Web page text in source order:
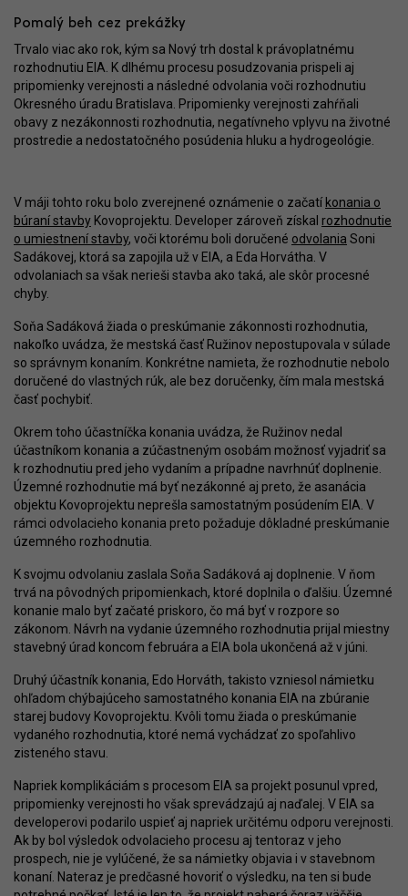
Pomalý beh cez prekážky
Trvalo viac ako rok, kým sa Nový trh dostal k právoplatnému
rozhodnutiu EIA. K dlhému procesu posudzovania prispeli aj
pripomienky verejnosti a následné odvolania voči rozhodnutiu
Okresného úradu Bratislava. Pripomienky verejnosti zahŕňali
obavy z nezákonnosti rozhodnutia, negatívneho vplyvu na životné
prostredie a nedostatočného posúdenia hluku a hydrogeológie.
V máji tohto roku bolo zverejnené oznámenie o začatí konania o
búraní stavby Kovoprojektu. Developer zároveň získal rozhodnutie
o umiestnení stavby, voči ktorému boli doručené odvolania Soni
Sadákovej, ktorá sa zapojila už v EIA, a Eda Horvátha. V
odvolaniach sa však nerieši stavba ako taká, ale skôr procesné
chyby.
Soňa Sadáková žiada o preskúmanie zákonnosti rozhodnutia,
nakoľko uvádza, že mestská časť Ružinov nepostupovala v súlade
so správnym konaním. Konkrétne namieta, že rozhodnutie nebolo
doručené do vlastných rúk, ale bez doručenky, čím mala mestská
časť pochybiť.
Okrem toho účastníčka konania uvádza, že Ružinov nedal
účastníkom konania a zúčastneným osobám možnosť vyjadriť sa
k rozhodnutiu pred jeho vydaním a prípadne navrhnúť doplnenie.
Územné rozhodnutie má byť nezákonné aj preto, že asanácia
objektu Kovoprojektu neprešla samostatným posúdením EIA. V
rámci odvolacieho konania preto požaduje dôkladné preskúmanie
územného rozhodnutia.
K svojmu odvolaniu zaslala Soňa Sadáková aj doplnenie. V ňom
trvá na pôvodných pripomienkach, ktoré doplnila o ďalšiu. Územné
konanie malo byť začaté priskoro, čo má byť v rozpore so
zákonom. Návrh na vydanie územného rozhodnutia prijal miestny
stavebný úrad koncom februára a EIA bola ukončená až v júni.
Druhý účastník konania, Edo Horváth, takisto vzniesol námietku
ohľadom chýbajúceho samostatného konania EIA na zbúranie
starej budovy Kovoprojektu. Kvôli tomu žiada o preskúmanie
vydaného rozhodnutia, ktoré nemá vychádzať zo spoľahlivo
zisteného stavu.
Napriek komplikáciám s procesom EIA sa projekt posunul vpred,
pripomienky verejnosti ho však sprevádzajú aj naďalej. V EIA sa
developerovi podarilo uspieť aj napriek určitému odporu verejnosti.
Ak by bol výsledok odvolacieho procesu aj tentoraz v jeho
prospech, nie je vylúčené, že sa námietky objavia i v stavebnom
konaní. Nateraz je predčasné hovoriť o výsledku, na ten si bude